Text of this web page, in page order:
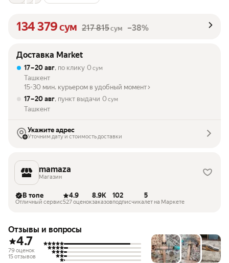
134 379сум 217 815сум –38%
Доставка Market
17 – 20 авг, по клику 0 сум
Ташкент
15-30 мин. курьером в удобный момент
17 – 20 авг, пункт выдачи 0 сум
Ташкент
Укажите адрес
Уточним дату и стоимость доставки
mamaza
Магазин
В топе
Отличный сервис
4.9
527 оценок
8.9K
заказов
102
подписчика
5
лет на Маркете
Отзывы и вопросы
4.7
79 оценок
15 отзывов